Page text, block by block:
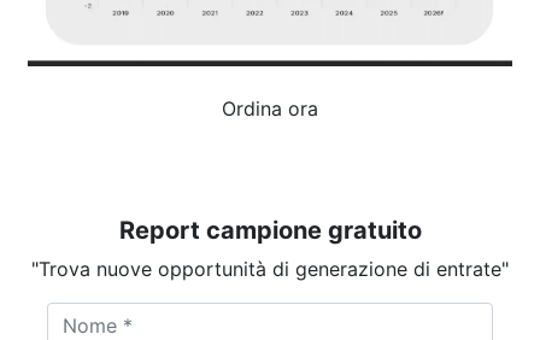
Ordina ora
Report campione gratuito
"Trova nuove opportunità di generazione di entrate"